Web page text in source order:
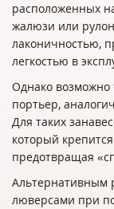
расположенных
жалюзи или
лаконичностью,
легкостью в
Однако
портьер,
Для таких
который
предотвращая
Альтернативным
люверсами при